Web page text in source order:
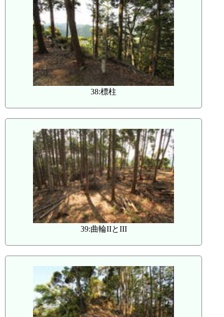
38:標柱
39:曲輪IIとIII